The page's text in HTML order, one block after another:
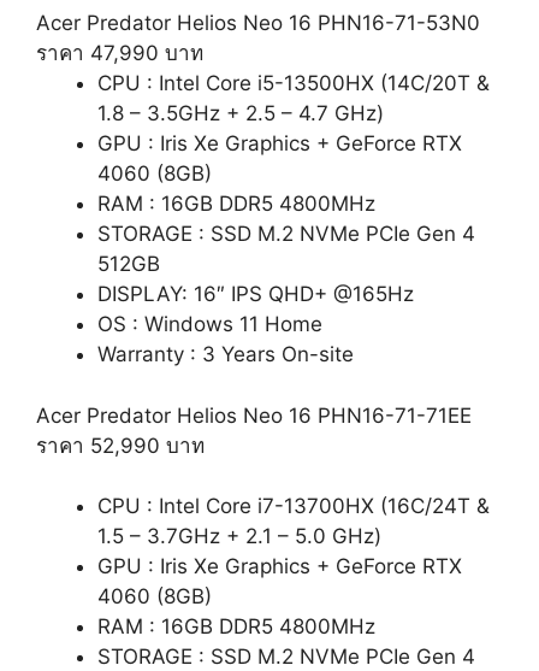
Acer Predator Helios Neo 16 PHN16-71-53N0
ราคา 47,990 บาท
CPU : Intel Core i5-13500HX (14C/20T &
1.8 – 3.5GHz + 2.5 – 4.7 GHz)
GPU : Iris Xe Graphics + GeForce RTX
4060 (8GB)
RAM : 16GB DDR5 4800MHz
STORAGE : SSD M.2 NVMe PCIe Gen 4
512GB
DISPLAY: 16″ IPS QHD+ @165Hz
OS : Windows 11 Home
Warranty : 3 Years On-site
Acer Predator Helios Neo 16 PHN16-71-71EE
ราคา 52,990 บาท
CPU : Intel Core i7-13700HX (16C/24T &
1.5 – 3.7GHz + 2.1 – 5.0 GHz)
GPU : Iris Xe Graphics + GeForce RTX
4060 (8GB)
RAM : 16GB DDR5 4800MHz
STORAGE : SSD M.2 NVMe PCIe Gen 4